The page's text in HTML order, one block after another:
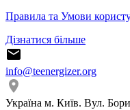
Правила та Умови
Дізнатися більше
info@teenergizer.org
Україна м. Київ. Вул.